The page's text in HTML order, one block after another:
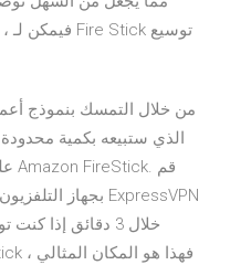
الذي ستبيعه بكمية